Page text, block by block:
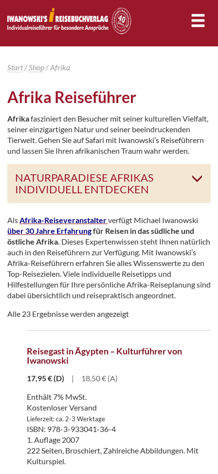
Start/Shop/ Afrika
Afrika Reiseführer
Afrikafasziniert den Besucher mit seiner kulturellen Vielfalt,
seiner einzigartigen Natur und seiner beeindruckenden
Tierwelt. Gehen Sie auf Safari mit Iwanowski’s Reiseführern
und lassen Sie Ihren afrikanischen Traum wahr werden.
NATURPARADIESE AFRIKAS
INDIVIDUELL ENTDECKEN
AlsAfrika-Reiseveranstalterverfügt Michael Iwanowski
über 30 Jahre Erfahrungfür Reisen in das südliche und
östliche Afrika. Dieses Expertenwissen steht Ihnen natürlich
auch in den Reiseführern zur Verfügung. Mit Iwanowski’s
Afrika-Reiseführern erfahren Sie alles Wissenswerte zu den
Top-Reisezielen. Viele individuelle Reisetipps und
Hilfestellungen für Ihre persönliche Afrika-Reiseplanung sind
dabei übersichtlich und reisepraktisch angeordnet.
Alle 23 Ergebnisse werden angezeigt
Reisegast in Ägypten – Kulturführer von
Iwanowski
17,95€(D) |
18,50 € (A)
Enthält 7% MwSt.
Kostenloser Versand
Lieferzeit: ca. 2-3 Werktage
ISBN: 978-3-933041-36-4
1. Auflage 2007
222 Seiten, Broschiert, Zahlreiche Abbildungen. Mit
Kulturspiel.